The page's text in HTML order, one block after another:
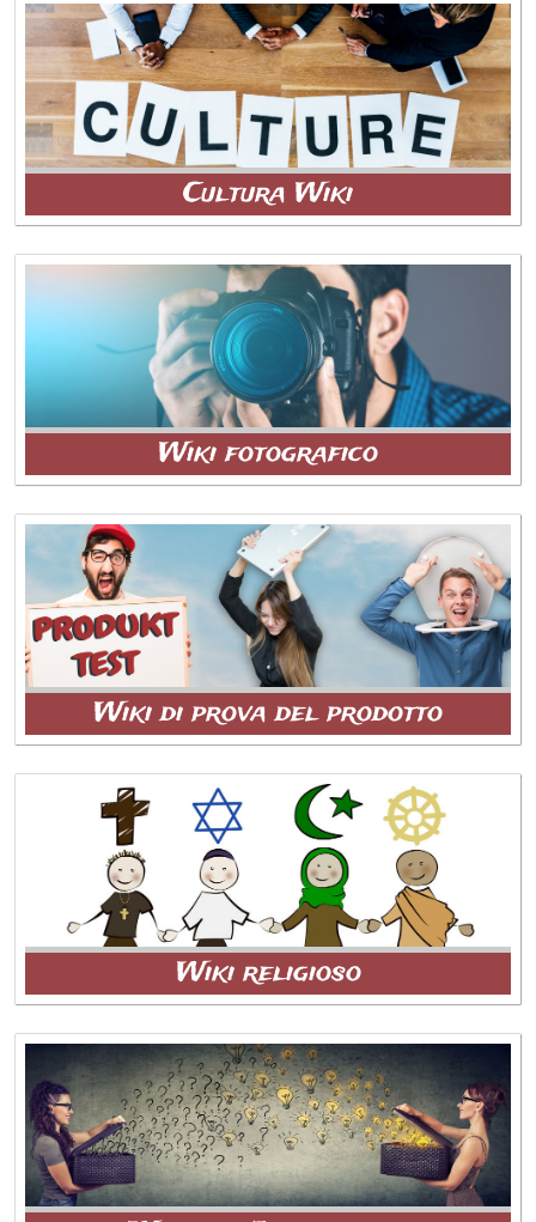
Cultura Wiki
Wiki fotografico
Wiki di prova del prodotto
Wiki religioso